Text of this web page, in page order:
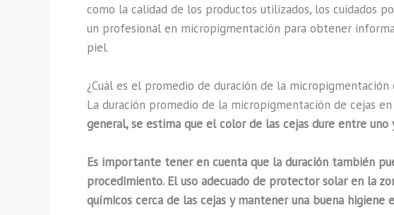
como la calidad de los productos utilizados, los cuidados
un profesional en micropigmentación para obtener
piel.
¿Cuál es el promedio de duración de la
La duración promedio de la micropigmentación de cejas
general, se estima que el color de las cejas dure entre uno
Es importante tener en cuenta que la duración también
procedimiento. El uso adecuado de protector solar en la
químicos cerca de las cejas y mantener una buena higiene